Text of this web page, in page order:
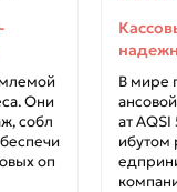
Они
собл
оп
В мире
ат
ибутом